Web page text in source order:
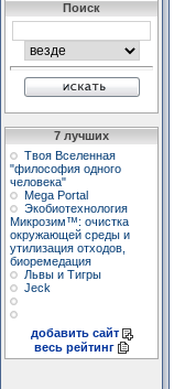
Поиск
7 лучших
Твоя Вселенная
"философия одного
человека"
Mega Portal
Экобиотехнология
Микрозим™: очистка
окружающей среды и
утилизация отходов,
биоремедация
Львы и Тигры
Jeck
добавить сайт
весь рейтинг